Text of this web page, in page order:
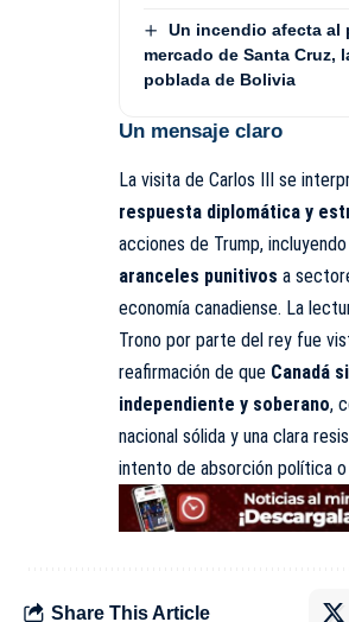
Un incendio afecta al
mercado de Santa Cruz,
poblada de Bolivia
Un mensaje claro
La visita de Carlos III se
respuesta diplomática y
acciones de Trump,
aranceles punitivos a
economía canadiense. La
Trono por parte del rey fue
reafirmación de que Canadá
independiente y soberano,
nacional sólida y una clara
intento de absorción política o
Share This Article